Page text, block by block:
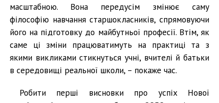
масштабною. Вона передусім змінює саму
філософію навчання старшокласників, спрямовуючи
його на підготовку до майбутньої професії. Втім, як
саме ці зміни працюватимуть на практиці та з
якими викликами стикнуться учні, вчителі й батьки
в середовищі реальної школи, – покаже час.
Робити перші висновки про успіх Нової